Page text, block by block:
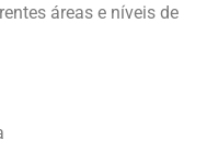
áreas e níveis de